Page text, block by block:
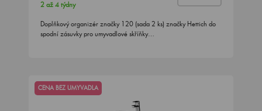
2 až 4 týdny
Doplňkový organizér značky 120 (sada 2 ks) značky Hettich do
spodní zásuvky pro umyvadlové skříňky…
CENA BEZ UMYVADLA